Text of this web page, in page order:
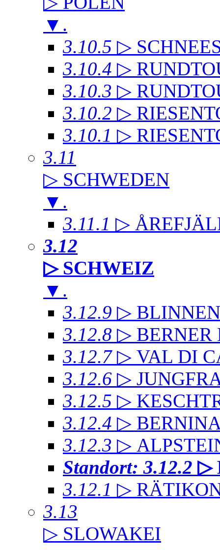
▼ .
3.10.5 ▷
3.10.4 ▷
3.10.3 ▷
3.10.2 ▷
3.10.1 ▷
3.11
▷ SCHWEDEN
▼ .
3.11.1 ▷
3.12
▷ SCHWEIZ
▼ .
3.12.9 ▷
3.12.8 ▷ BERNER
3.12.7 ▷ VAL DI
3.12.6 ▷
3.12.5 ▷
3.12.4 ▷
3.12.3 ▷
Standort: 3.12.2 ▷
3.12.1 ▷
3.13
▷ SLOWAKEI